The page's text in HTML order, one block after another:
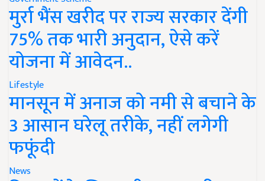
मुर्रा भैंस खरीद पर राज्य सरकार देंगी
75% तक भारी अनुदान, ऐसे करें
योजना में आवेदन..
Lifestyle
मानसून में अनाज को नमी से बचाने के
3 आसान घरेलू तरीके, नहीं लगेगी
फफूंदी
News